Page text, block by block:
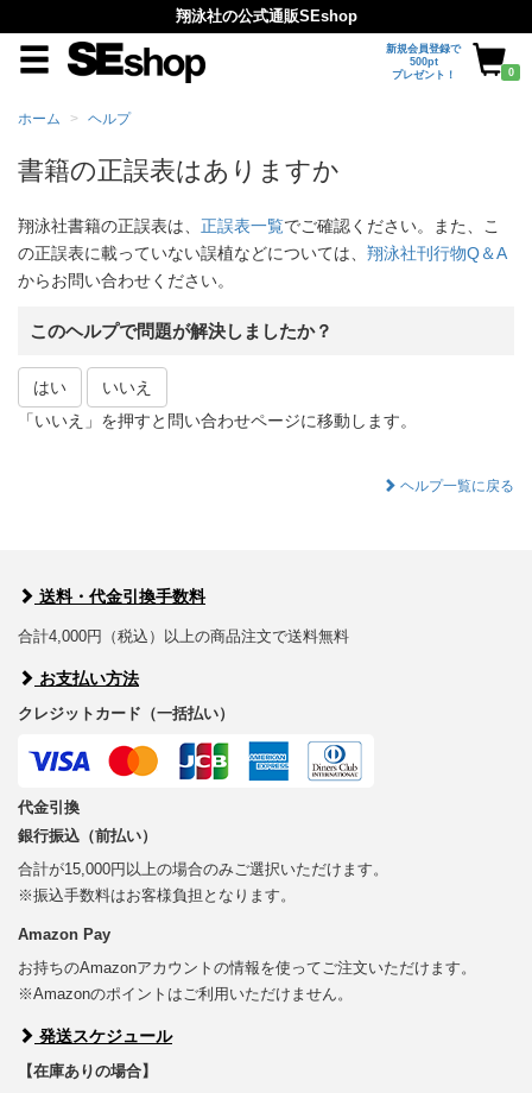
翔泳社の公式通販SEshop
新規会員登録で
500pt
プレゼント！
0
ホーム ヘルプ
書籍の正誤表はありますか
翔泳社書籍の正誤表は、 正誤表一覧でご確認ください。また、こ
の正誤表に載っていない誤植などについては、 翔泳社刊行物Q＆A
からお問い合わせください。
このヘルプで問題が解決しましたか？
はい
いいえ
「いいえ」を押すと問い合わせページに移動します。
ヘルプ一覧に戻る
送料・代金引換手数料
合計4,000円（税込）以上の商品注文で送料無料
お支払い方法
クレジットカード（一括払い）
代金引換
銀行振込（前払い）
合計が15,000円以上の場合のみご選択いただけます。
※振込手数料はお客様負担となります。
Amazon Pay
お持ちのAmazonアカウントの情報を使ってご注文いただけます。
※Amazonのポイントはご利用いただけません。
発送スケジュール
【在庫ありの場合】